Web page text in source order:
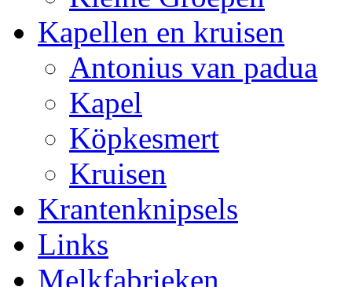
Kapellen en kruisen
Antonius van padua
Kapel
Köpkesmert
Kruisen
Krantenknipsels
Links
Melkfabrieken